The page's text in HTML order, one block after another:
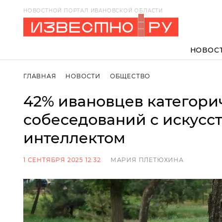
НОВОСТНОЙ ПОРТАЛ ИВАНОВСКОЙ ОБЛАСТИ
ГЛАВНАЯ НОВОСТИ ОБЩЕСТВО
42% ивановцев
собеседований с
интеллектом
1 СЕНТЯБРЯ 2025 12:32 МАРИЯ ПЛЕТЮХИНА